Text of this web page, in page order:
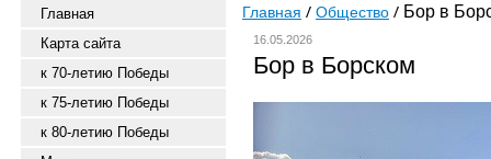
Главная
Карта сайта
к 70-летию Победы
к 75-летию Победы
к 80-летию Победы
Главная Общество Бор в
16.05.2026
Бор в Борском